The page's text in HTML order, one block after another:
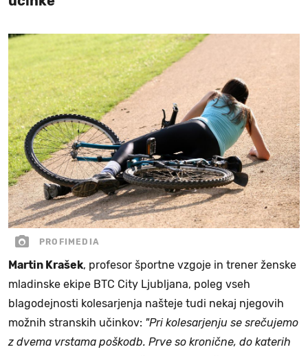
PROFIMEDIA
Martin Krašek, profesor športne vzgoje in trener ženske
mladinske ekipe BTC City Ljubljana, poleg vseh
blagodejnosti kolesarjenja našteje tudi nekaj njegovih
možnih stranskih učinkov: "Pri kolesarjenju se srečujemo
z dvema vrstama poškodb. Prve so kronične, do katerih